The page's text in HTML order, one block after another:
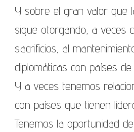
Y sobre el gran valor que
sigue otorgando, a veces
sacrificios, al
diplomáticas con países
Y a veces tenemos
con países que tienen
Tenemos la oportunidad